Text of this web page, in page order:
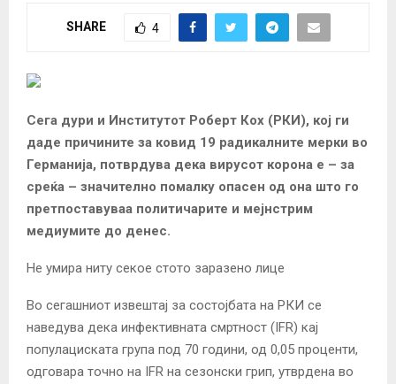
SHARE 4
Сега дури и Институтот Роберт Кох (РКИ), кој ги
даде причините за ковид 19 радикалните мерки во
Германија, потврдува дека вирусот корона е – за
среќа – значително помалку опасен од она што го
претпоставуваа политичарите и мејнстрим
медиумите до денес.
Не умира ниту секое стото заразено лице
Во сегашниот извештај за состојбата на РКИ се
наведува дека инфективната смртност (IFR) кај
популациската група под 70 години, од 0,05 проценти,
одговара точно на IFR на сезонски грип, утврдена во